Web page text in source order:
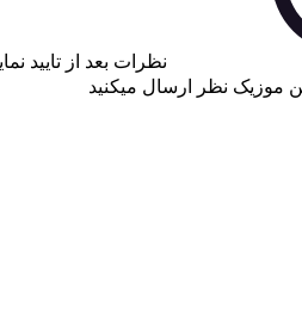
نظرات بعد از تایید
موزیک نظر ارسال میکنید